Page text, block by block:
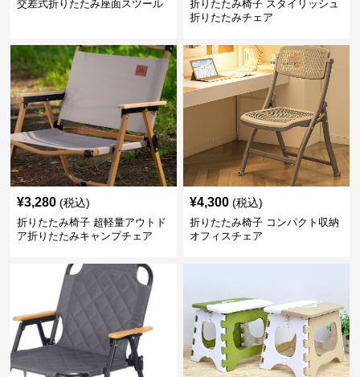
交差式折りたたみ座面スツール
折りたたみ椅子 スタイリッシュ
折りたたみチェア
¥3,280 (税込)
折りたたみ椅子 超軽量アウトド
ア折りたたみキャンプチェア
¥4,300 (税込)
折りたたみ椅子 コンパクト収納
オフィスチェア